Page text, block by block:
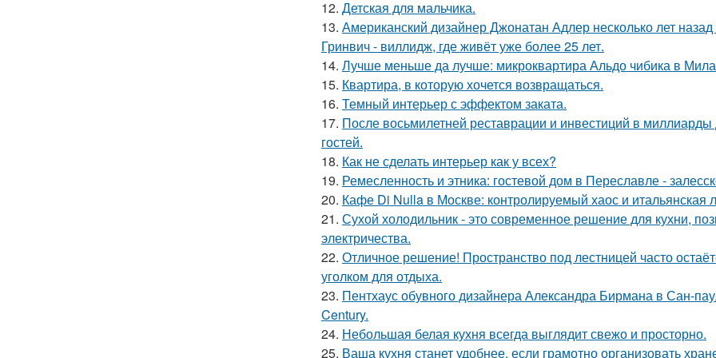
12. Детская для мальчика.
13. Американский дизайнер Джонатан Адлер несколько лет
Гринвич - виллидж, где живёт уже более 25 лет.
14. Лучше меньше да лучше: микроквартира Альдо чибика в
15. Квартира, в которую хочется возвращаться.
16. Темный интерьер с эффектом заката.
17. После восьмилетней реставрации и инвестиций в
гостей.
18. Как не сделать интерьер как у всех?
19. Ремесленность и этника: гостевой дом в Переславле -
20. Кафе Di Nulla в Москве: контролируемый хаос и итальянская
21. Сухой холодильник - это современное решение для кухни,
электричества.
22. Отличное решение! Пространство под лестницей часто
уголком для отдыха.
23. Пентхаус обувного дизайнера Александра Бирмана в Сан-
Century.
24. Небольшая белая кухня всегда выглядит свежо и просторно.
25. Ваша кухня станет удобнее, если грамотно организовать